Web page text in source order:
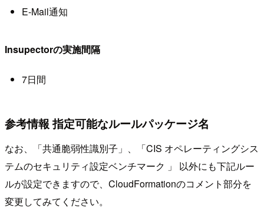
E-Mail通知
Insupectorの実施間隔
7日間
参考情報 指定可能なルールパッケージ名
なお、「共通脆弱性識別子」、「CIS オペレーティングシス
テムのセキュリティ設定ベンチマーク 」 以外にも下記ルー
ルが設定できますので、CloudFormationのコメント部分を
変更してみてください。